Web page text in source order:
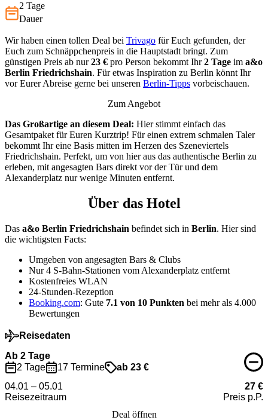
2 Tage
Dauer
Wir haben einen tollen Deal bei Trivago für Euch gefunden, der
Euch zum Schnäppchenpreis in die Hauptstadt bringt. Zum
günstigen Preis ab nur23 € pro Person bekommt Ihr2 Tage im a&o
Berlin Friedrichshain. Für etwas Inspiration zu Berlin könnt Ihr
vor Eurer Abreise gerne bei unseren Berlin-Tipps vorbeischauen.
Zum Angebot
Das Großartige an diesem Deal: Hier stimmt einfach das
Gesamtpaket für Euren Kurztrip! Für einen extrem schmalen Taler
bekommt Ihr eine Basis mitten im Herzen des Szeneviertels
Friedrichshain. Perfekt, um von hier aus das authentische Berlin zu
erleben, mit angesagten Bars direkt vor der Tür und dem
Alexanderplatz nur wenige Minuten entfernt.
Über das Hotel
Das a&o Berlin Friedrichshain befindet sich in Berlin. Hier sind
die wichtigsten Facts:
Umgeben von angesagten Bars & Clubs
Nur 4 S-Bahn-Stationen vom Alexanderplatz entfernt
Kostenfreies WLAN
24-Stunden-Rezeption
Booking.com: Gute 7.1 von 10 Punkten bei mehr als 4.000
Bewertungen
Reisedaten
Ab 2 Tage
2 Tage
17 Termine
ab 23 €
04.01 – 05.01
Reisezeitraum
27 €
Preis p.P.
Deal öffnen